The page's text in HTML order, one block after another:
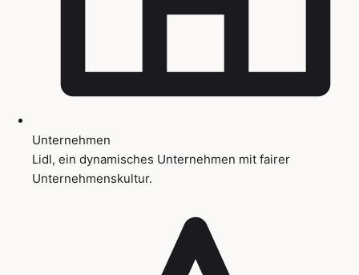
Unternehmen
Lidl, ein dynamisches Unternehmen mit fairer
Unternehmenskultur.